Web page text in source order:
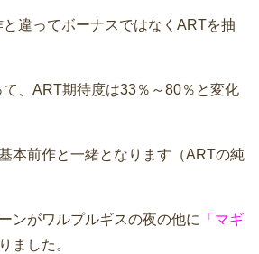
違ってボーナスではなくARTを抽
、ART期待度は33％～80％と変化
本前作と一緒となります（ARTの純
ンがワルプルギスの夜の他に 「マギ
ました。